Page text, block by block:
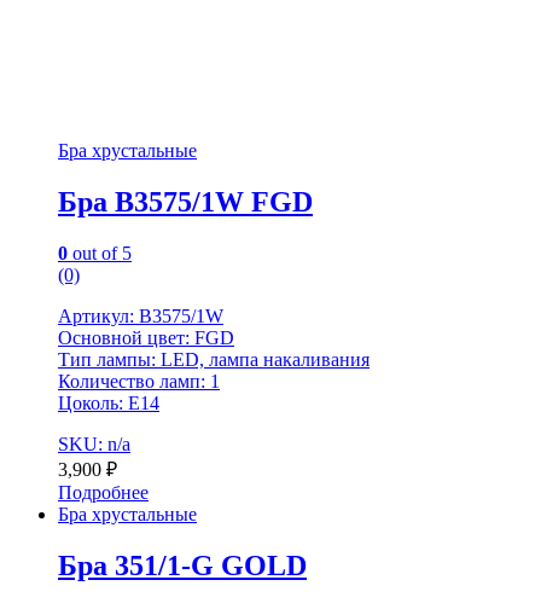
Бра хрустальные
Бра B3575/1W FGD
0 out of 5
(0)
Артикул: B3575/1W
Основной цвет: FGD
Тип лампы: LED, лампа накаливания
Количество ламп: 1
Цоколь: Е14
SKU: n/a
3,900 ₽
Подробнее
Бра хрустальные
Бра 351/1-G GOLD